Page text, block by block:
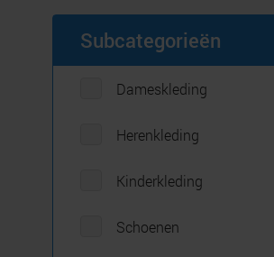
Subcategorieën
Dameskleding
Herenkleding
Kinderkleding
Schoenen